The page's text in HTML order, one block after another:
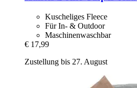
Kuscheliges Fleece
Für In- & Outdoor
Maschinenwaschbar
€ 17,99
Zustellung bis 27. August